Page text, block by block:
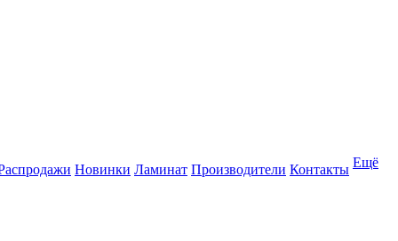
Новинки Ламинат Производители Контакты Ещё